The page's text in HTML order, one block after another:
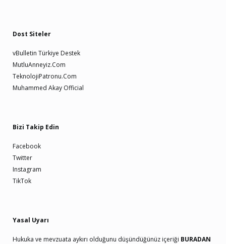
Dost Siteler
vBulletin Türkiye Destek
MutluAnneyiz.Com
TeknolojiPatronu.Com
Muhammed Akay Official
Bizi Takip Edin
Facebook
Twitter
Instagram
TikTok
Yasal Uyarı
Hukuka ve mevzuata aykırı olduğunu düşündüğünüz içeriği BURADAN